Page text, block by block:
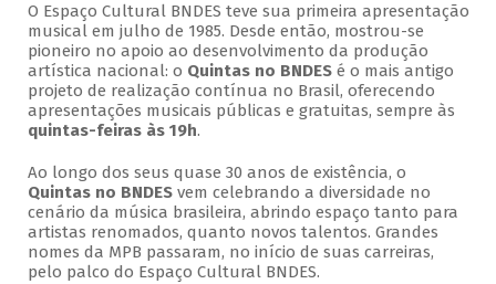
O Espaço Cultural BNDES teve sua primeira apresentação
musical em julho de 1985. Desde então, mostrou-se
pioneiro no apoio ao desenvolvimento da produção
artística nacional: o Quintas no BNDESé o mais antigo
projeto de realização contínua no Brasil, oferecendo
apresentações musicais públicas e gratuitas, sempre às
quintas-feiras às 19h.
Ao longo dos seus quase 30 anos de existência, o
Quintas no BNDESvem celebrando a diversidade no
cenário da música brasileira, abrindo espaço tanto para
artistas renomados, quanto novos talentos. Grandes
nomes da MPB passaram, no início de suas carreiras,
pelo palco do Espaço Cultural BNDES.